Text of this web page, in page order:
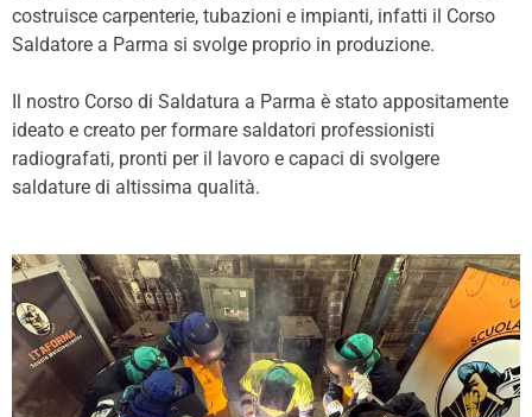
costruisce carpenterie, tubazioni e impianti, infatti il Corso
Saldatore a Parma si svolge proprio in produzione.
Il nostro Corso di Saldatura a Parma è stato appositamente
ideato e creato per formare saldatori professionisti
radiografati, pronti per il lavoro e capaci di svolgere
saldature di altissima qualità.